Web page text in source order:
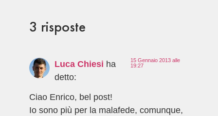
3 risposte
Luca Chiesi ha
detto:
15 Gennaio 2013 alle
19:27
Ciao Enrico, bel post!
Io sono più per la malafede, comunque,